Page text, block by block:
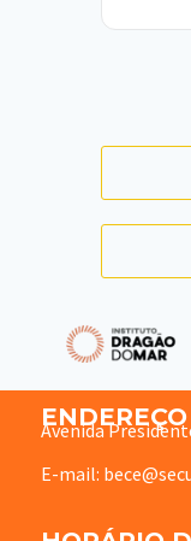
ENDEREÇO
Avenida
E-mail: